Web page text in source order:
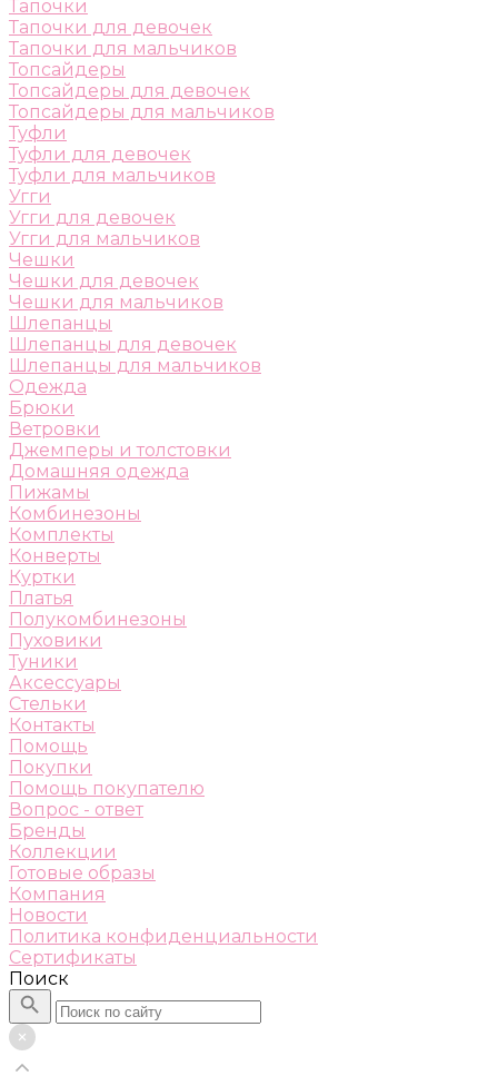
Тапочки
Тапочки для девочек
Тапочки для мальчиков
Топсайдеры
Топсайдеры для девочек
Топсайдеры для мальчиков
Туфли
Туфли для девочек
Туфли для мальчиков
Угги
Угги для девочек
Угги для мальчиков
Чешки
Чешки для девочек
Чешки для мальчиков
Шлепанцы
Шлепанцы для девочек
Шлепанцы для мальчиков
Одежда
Брюки
Ветровки
Джемперы и толстовки
Домашняя одежда
Пижамы
Комбинезоны
Комплекты
Конверты
Куртки
Платья
Полукомбинезоны
Пуховики
Туники
Аксессуары
Стельки
Контакты
Помощь
Покупки
Помощь покупателю
Вопрос - ответ
Бренды
Коллекции
Готовые образы
Компания
Новости
Политика конфиденциальности
Сертификаты
Поиск